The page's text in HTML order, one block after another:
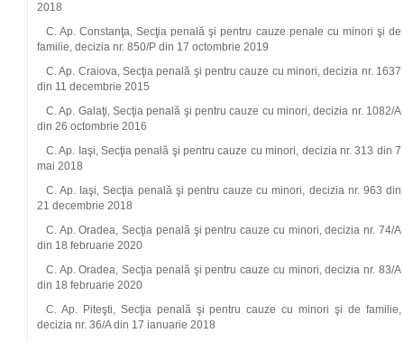
2018
C. Ap. Constanţa, Secţia penală şi pentru cauze penale cu minori şi de
familie, decizia nr. 850/P din 17 octombrie 2019
C. Ap. Craiova, Secţia penală şi pentru cauze cu minori, decizia nr. 1637
din 11 decembrie 2015
C. Ap. Galaţi, Secţia penală şi pentru cauze cu minori, decizia nr. 1082/A
din 26 octombrie 2016
C. Ap. Iaşi, Secţia penală şi pentru cauze cu minori, decizia nr. 313 din 7
mai 2018
C. Ap. Iaşi, Secţia penală şi pentru cauze cu minori, decizia nr. 963 din
21 decembrie 2018
C. Ap. Oradea, Secţia penală şi pentru cauze cu minori, decizia nr. 74/A
din 18 februarie 2020
C. Ap. Oradea, Secţia penală şi pentru cauze cu minori, decizia nr. 83/A
din 18 februarie 2020
C. Ap. Piteşti, Secţia penală şi pentru cauze cu minori şi de familie,
decizia nr. 36/A din 17 ianuarie 2018